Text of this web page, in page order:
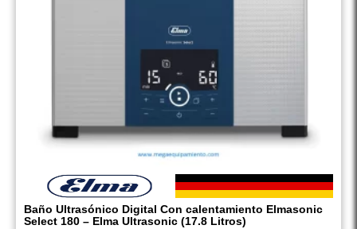
Baño Ultrasónico Digital Con calentamiento Elmasonic
Select 180 – Elma Ultrasonic (17.8 Litros)